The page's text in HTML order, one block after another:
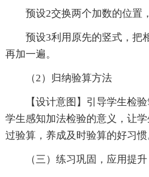
预设2交换两个加数的位置
预设3利用原先的竖式，把
再加一遍。
（2）归纳验算方法
【设计意图】引导学生检
学生感知加法检验的意义，让
过验算，养成及时验算的好习惯
（三）练习巩固，应用提升